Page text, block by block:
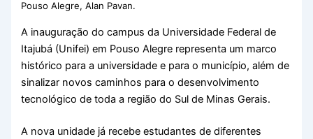
Pouso Alegre, Alan Pavan.
A inauguração do campus da Universidade Federal de
Itajubá (Unifei) em Pouso Alegre representa um marco
histórico para a universidade e para o município, além de
sinalizar novos caminhos para o desenvolvimento
tecnológico de toda a região do Sul de Minas Gerais.
A nova unidade já recebe estudantes de diferentes